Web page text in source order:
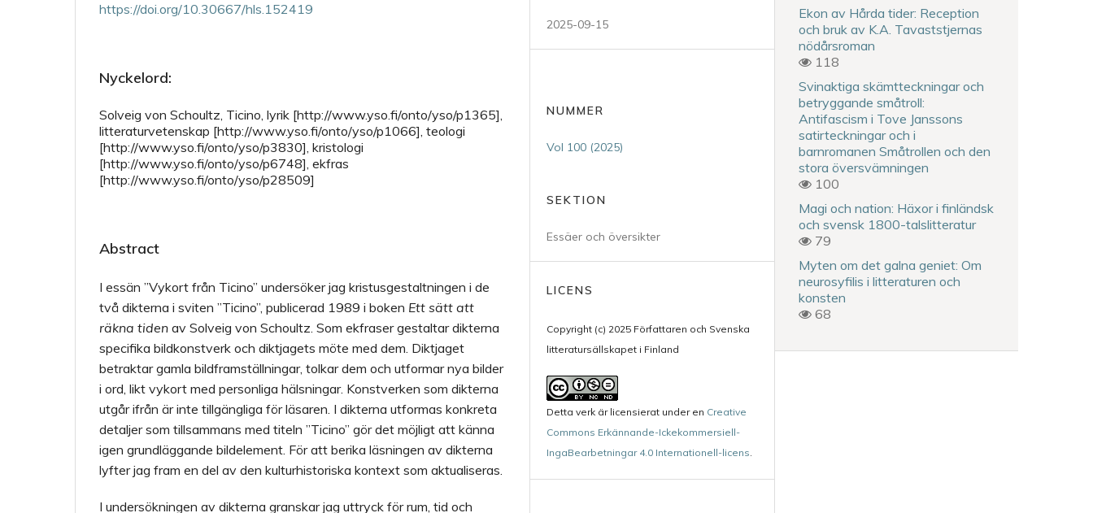
https://doi.org/10.30667/hls.152419
Nyckelord:
Solveig von Schoultz, Ticino, lyrik [http://www.yso.fi/onto/yso/p1365],
litteraturvetenskap [http://www.yso.fi/onto/yso/p1066], teologi
[http://www.yso.fi/onto/yso/p3830], kristologi
[http://www.yso.fi/onto/yso/p6748], ekfras
[http://www.yso.fi/onto/yso/p28509]
Abstract
I essän ”Vykort från Ticino” undersöker jag kristusgestaltningen i de
två dikterna i sviten ”Ticino”, publicerad 1989 i boken Ett sätt att
räkna tiden av Solveig von Schoultz. Som ekfraser gestaltar dikterna
specifika bildkonstverk och diktjagets möte med dem. Diktjaget
betraktar gamla bildframställningar, tolkar dem och utformar nya bilder
i ord, likt vykort med personliga hälsningar. Konstverken som dikterna
utgår ifrån är inte tillgängliga för läsaren. I dikterna utformas konkreta
detaljer som tillsammans med titeln ”Ticino” gör det möjligt att känna
igen grundläggande bildelement. För att berika läsningen av dikterna
lyfter jag fram en del av den kulturhistoriska kontext som aktualiseras.
I undersökningen av dikterna granskar jag uttryck för rum, tid och
2025-09-15
NUMMER
Vol 100 (2025)
SEKTION
Essäer och översikter
LICENS
Copyright (c) 2025 Författaren och Svenska
litteratursällskapet i Finland
Detta verk är licensierat under en Creative
Commons Erkännande-Ickekommersiell-
IngaBearbetningar 4.0 Internationell-licens.
Ekon av Hårda tider: Reception
och bruk av K.A. Tavaststjernas
nödårsroman
118
Svinaktiga skämtteckningar och
betryggande småtroll:
Antifascism i Tove Janssons
satirteckningar och i
barnromanen Småtrollen och den
stora översvämningen
100
Magi och nation: Häxor i finländsk
och svensk 1800-talslitteratur
79
Myten om det galna geniet: Om
neurosyfilis i litteraturen och
konsten
68